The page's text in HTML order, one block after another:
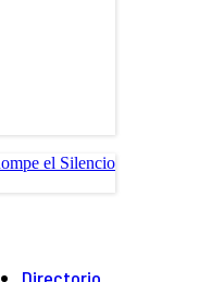
el Silencio